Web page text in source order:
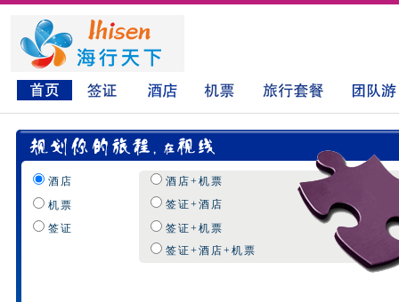
酒店
机票
签证
酒店+机票
签证+机票
签证+酒店
签证+酒店+机票